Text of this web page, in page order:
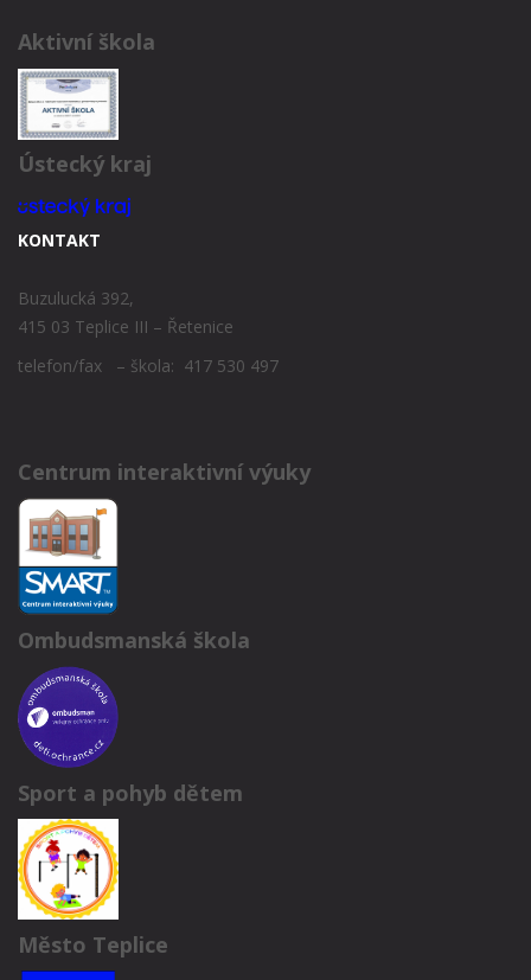
Aktivní škola
Ústecký kraj
KONTAKT
Buzulucká 392,
415 03 Teplice III – Řetenice
telefon/fax – škola: 417 530 497
Centrum interaktivní výuky
Ombudsmanská škola
Sport a pohyb dětem
Město Teplice